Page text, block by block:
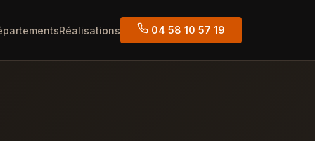
Réalisations 04 58 10 57 19